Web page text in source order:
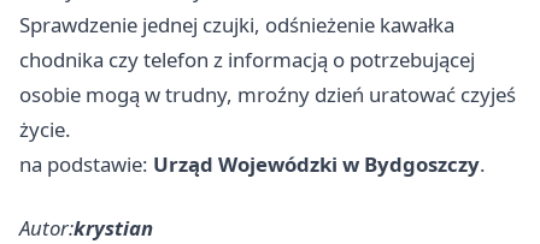
Sprawdzenie jednej czujki, odśnieżenie kawałka
chodnika czy telefon z informacją o potrzebującej
osobie mogą w trudny, mroźny dzień uratować czyjeś
życie.
na podstawie: Urząd Wojewódzki w Bydgoszczy.
Autor:krystian